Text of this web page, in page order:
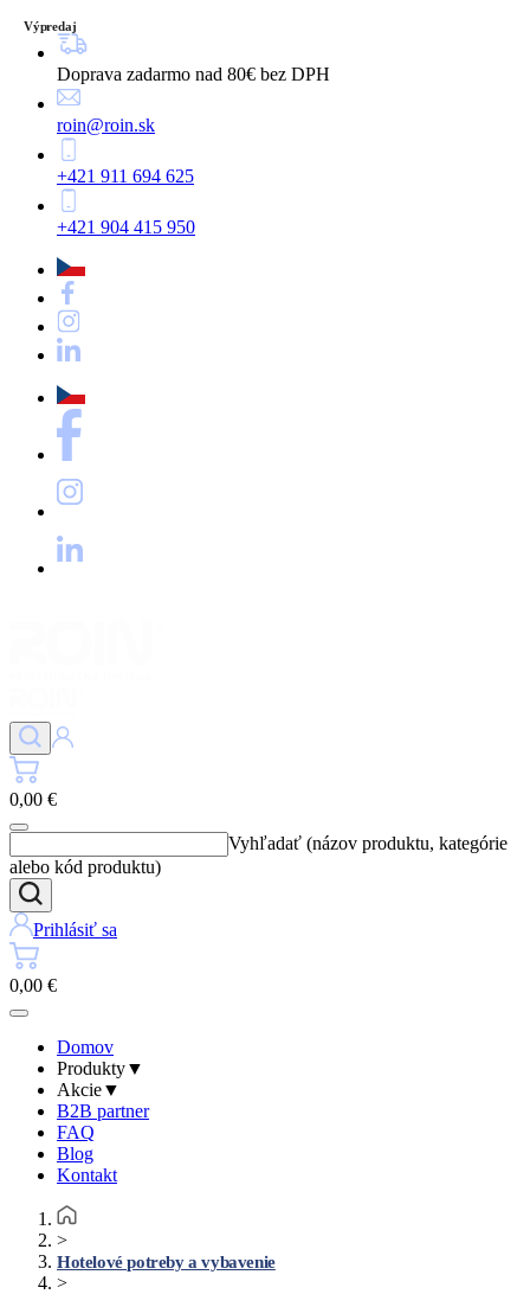
Doprava zadarmo nad 80€ bez DPH
roin@roin.sk
+421 911 694 625
+421 904 415 950
0,00 €
Vyhľadať (názov produktu, kategórie
alebo kód produktu)
Prihlásiť sa
0,00 €
Domov
Produkty▼
Akcie▼
B2B partner
FAQ
Blog
Kontakt
>
Hotelové potreby a vybavenie
>
Výpredaj